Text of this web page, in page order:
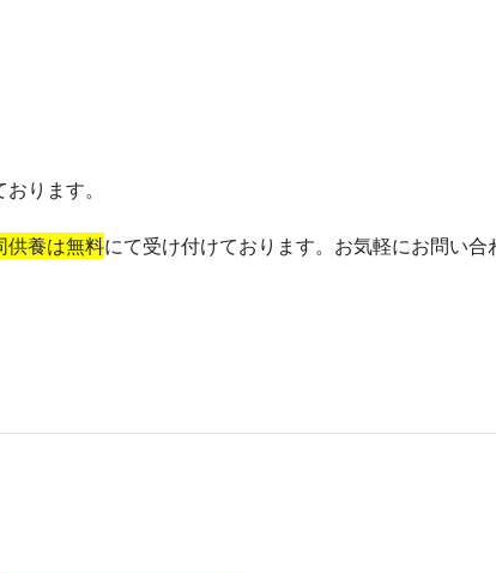
ります。
供養は無料にて受け付けております。お気軽にお問い合